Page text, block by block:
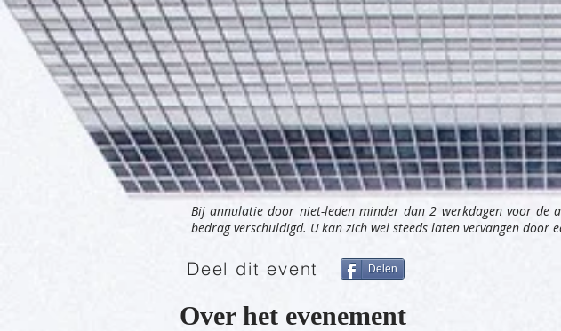
Bij annulatie door niet-leden minder dan 2 werkdagen voor de
bedrag verschuldigd. U kan zich wel steeds laten vervangen door
Deel dit event Delen
Over het evenement